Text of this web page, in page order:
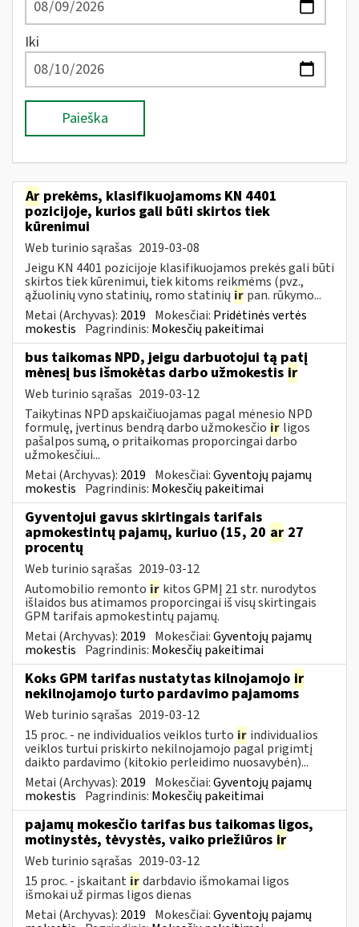
Iki
Paieška
Ar prekėms, klasifikuojamoms KN 4401
pozicijoje, kurios gali būti skirtos tiek
kūrenimui
Web turinio sąrašas 2019-03-08
Jeigu KN 4401 pozicijoje klasifikuojamos prekės gali būti
skirtos tiek kūrenimui, tiek kitoms reikmėms (pvz.,
ąžuolinių vyno statinių, romo statinių ir pan. rūkymo...
Metai (Archyvas): 2019 Mokesčiai: Pridėtinės vertės
mokestis Pagrindinis: Mokesčių pakeitimai
bus taikomas NPD, jeigu darbuotojui tą patį
mėnesį bus išmokėtas darbo užmokestis ir
Web turinio sąrašas 2019-03-12
Taikytinas NPD apskaičiuojamas pagal mėnesio NPD
formulę, įvertinus bendrą darbo užmokesčio ir ligos
pašalpos sumą, o pritaikomas proporcingai darbo
užmokesčiui...
Metai (Archyvas): 2019 Mokesčiai:Gyventojų pajamų
mokestis Pagrindinis: Mokesčių pakeitimai
Gyventojui gavus skirtingais tarifais
apmokestintų pajamų, kuriuo (15, 20 ar 27
procentų
Web turinio sąrašas 2019-03-12
Automobilio remonto ir kitos GPMĮ 21 str. nurodytos
išlaidos bus atimamos proporcingai iš visų skirtingais
GPM tarifais apmokestintų pajamų.
Metai (Archyvas): 2019 Mokesčiai:Gyventojų pajamų
mokestis Pagrindinis: Mokesčių pakeitimai
Koks GPM tarifas nustatytas kilnojamojo ir
nekilnojamojo turto pardavimo pajamoms
Web turinio sąrašas 2019-03-12
15 proc. - ne individualios veiklos turto ir individualios
veiklos turtui priskirto nekilnojamojo pagal prigimtį
daikto pardavimo (kitokio perleidimo nuosavybėn)...
Metai (Archyvas): 2019 Mokesčiai:Gyventojų pajamų
mokestis Pagrindinis: Mokesčių pakeitimai
pajamų mokesčio tarifas bus taikomas ligos,
motinystės, tėvystės, vaiko priežiūros ir
Web turinio sąrašas 2019-03-12
15 proc. - įskaitant irdarbdavio išmokamai ligos
išmokai už pirmas ligos dienas
Metai (Archyvas): 2019 Mokesčiai:Gyventojų pajamų